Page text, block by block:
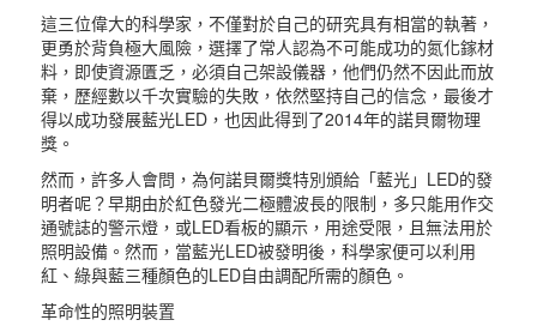
這三位偉大的科學家，不僅對於自己的研究具有相當的執著，
更勇於背負極大風險，選擇了常人認為不可能成功的氮化鎵材
料，即使資源匱乏，必須自己架設儀器，他們仍然不因此而放
棄，歷經數以千次實驗的失敗，依然堅持自己的信念，最後才
得以成功發展藍光LED，也因此得到了2014年的諾貝爾物理
獎。
然而，許多人會問，為何諾貝爾獎特別頒給「藍光」LED的發
明者呢？早期由於紅色發光二極體波長的限制，多只能用作交
通號誌的警示燈，或LED看板的顯示，用途受限，且無法用於
照明設備。然而，當藍光LED被發明後，科學家便可以利用
紅、綠與藍三種顏色的LED自由調配所需的顏色。
革命性的照明裝置